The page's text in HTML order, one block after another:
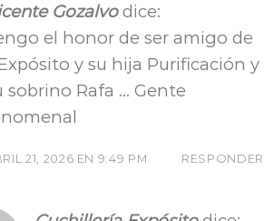
Gozalvo dice:
el honor de ser amigo de
y su hija Purificación y
sobrino Rafa … Gente
21, 2026 EN 9:49 PM RESPONDER